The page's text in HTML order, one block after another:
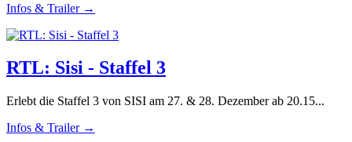
Infos & Trailer →
RTL: Sisi - Staffel 3
Erlebt die Staffel 3 von SISI am 27. & 28. Dezember ab 20.15...
Infos & Trailer →